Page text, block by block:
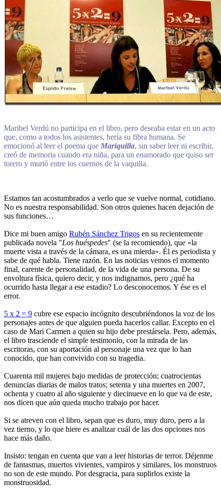
Maribel Verdú no participa en el libro, pero deseaba estar en un acto
que, como a todos los asistentes, hería su fibra humana. Se
emocionó al leer el poema que Mariquilla, sin saber leer ni escribir,
creó de memoria cuando era niña, para un enamorado que quiso ser
torero y murió entre los cuernos de la vaquilla.
Estamos tan acostumbrados a verlo que se vuelve normal, cotidiano.
No es nuestra responsabilidad. Son otros quienes hacen dejación de
sus funciones…
Dice mi buen amigo Rubén Sánchez Trigos en su recientemente
publicada novela "Los huéspedes" (se la recomiendo), que «la
muerte vista a través de la cámara, es una mierda». Él es periodista y
sabe de qué habla. Tiene razón. En las noticias vemos el momento
final, carente de personalidad, de la vida de una persona. De su
envoltura física, quiero decir, y nos indignamos, pero ¿qué ha
ocurrido hasta llegar a ese estadio? Lo desconocemos. Y ése es el
error.
5 x 2 = 9 cubre ese espacio incógnito descubriéndonos la voz de los
personajes antes de que alguien pueda hacerlos callar. Excepto en el
caso de Mari Carmen a quien su hijo debe prestársela. Pero, además,
el libro trasciende el simple testimonio, con la mirada de las
escritoras, con su aportación al personaje una vez que lo han
conocido, que han convivido con su tragedia.
Cuarenta mil mujeres bajo medidas de protección; cuatrocientas
denuncias diarias de malos tratos; setenta y una muertes en 2007,
ochenta y cuatro al año siguiente y diecinueve en lo que va de este,
nos dicen que aún queda mucho trabajo por hacer.
Si se atreven con el libro, sepan que es duro, muy duro, pero a la
vez tierno, y lo que hiere es analizar cuál de las dos opciones nos
hace más daño.
Insisto: tengan en cuenta que van a leer historias de terror. Déjenme
de fantasmas, muertos vivientes, vampiros y similares, los monstruos
no son de este mundo. Por desgracia, para suplirlos existe la
monstruosidad.